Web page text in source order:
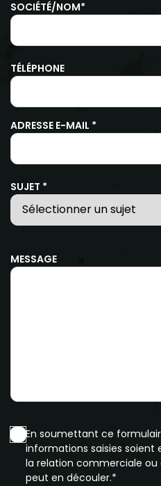
SOCIÉTÉ/NOM*
TÉLÉPHONE
ADRESSE E-MAIL *
SUJET *
MESSAGE
En soumettant ce
informations saisies soient
la relation commerciale
peut en découler.*